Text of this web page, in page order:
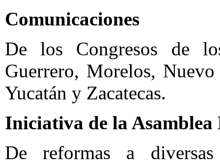
Comunicaciones
De los Congresos de
Guerrero, Morelos,
Yucatán y Zacatecas.
Iniciativa de la
De reformas a